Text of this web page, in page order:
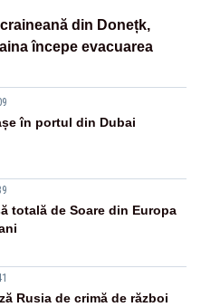
din Donețk,
începe evacuarea
în portul din Dubai
totală de Soare din Europa
Rusia de crimă de război